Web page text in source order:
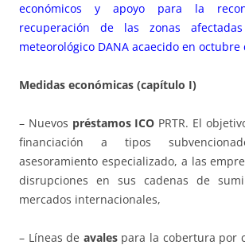
económicos y apoyo para la
recuperación de las zonas
meteorológico DANA acaecido en octubre
Medidas económicas (capítulo I)
– Nuevos préstamos ICO PRTR. El
financiación a tipos
asesoramiento especializado, a las
disrupciones en sus cadenas de
mercados internacionales,
– Líneas de avalespara la cobertura por